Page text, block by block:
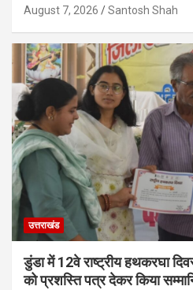
August 7, 2026 Santosh Shah
उत्तराखंड
डुंडा में 12वे राष्ट्रीय हथकरघा
को प्रशस्ति पत्र देकर किया